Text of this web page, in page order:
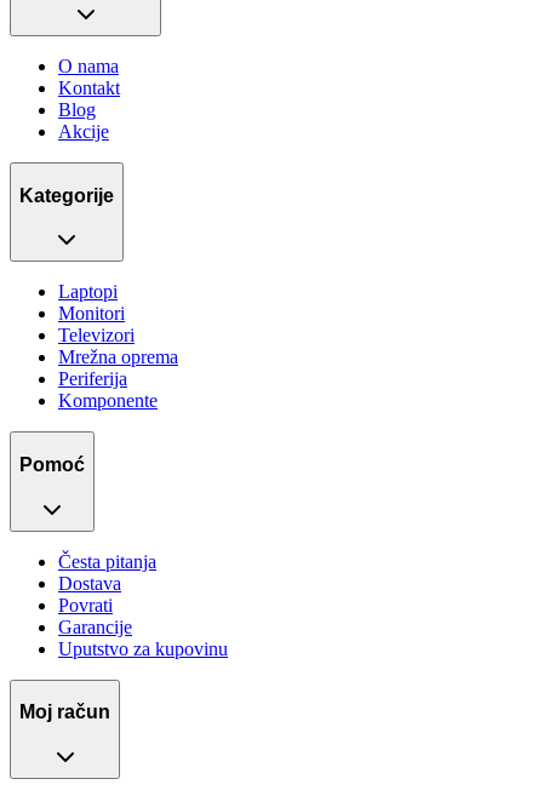
O nama
Kontakt
Blog
Akcije
Kategorije
Laptopi
Monitori
Televizori
Mrežna oprema
Periferija
Komponente
Pomoć
Česta pitanja
Dostava
Povrati
Garancije
Uputstvo za kupovinu
Moj račun